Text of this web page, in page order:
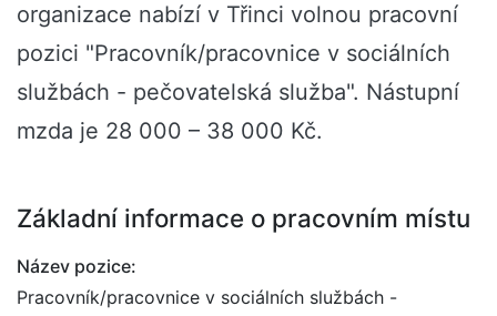
organizace nabízí v Třinci volnou pracovní
pozici "Pracovník/pracovnice v sociálních
službách - pečovatelská služba". Nástupní
mzda je 28 000 – 38 000 Kč.
Základní informace o pracovním místu
Název pozice:
Pracovník/pracovnice v sociálních službách -